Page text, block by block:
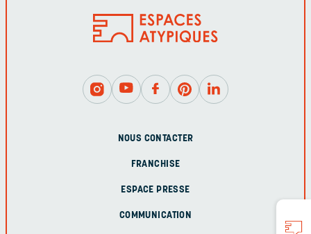
NOUS CONTACTER
FRANCHISE
ESPACE PRESSE
COMMUNICATION